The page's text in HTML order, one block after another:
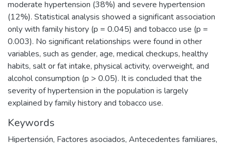
moderate hypertension (38%) and severe hypertension
(12%). Statistical analysis showed a significant association
only with family history (p = 0.045) and tobacco use (p =
0.003). No significant relationships were found in other
variables, such as gender, age, medical checkups, healthy
habits, salt or fat intake, physical activity, overweight, and
alcohol consumption (p > 0.05). It is concluded that the
severity of hypertension in the population is largely
explained by family history and tobacco use.
Keywords
Hipertensión, Factores asociados, Antecedentes familiares,